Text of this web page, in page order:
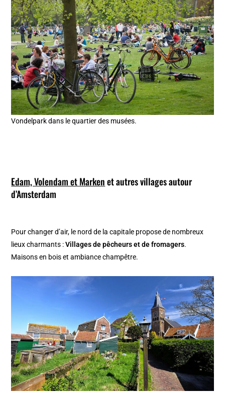
Vondelpark dans le quartier des musées.
Edam, Volendam et Markenet autres villages autour
d’Amsterdam
Pour changer d’air, le nord de la capitale propose de nombreux
lieux charmants :Villages de pêcheurs et de fromagers.
Maisons en bois et ambiance champêtre.